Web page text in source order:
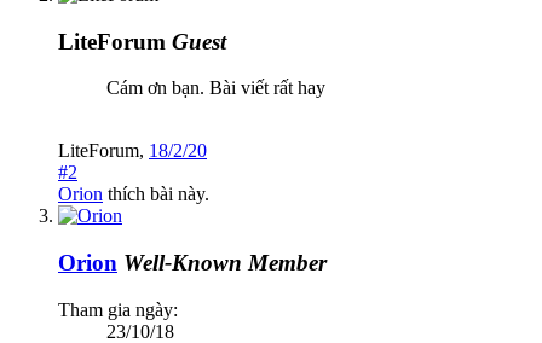
LiteForum Guest
Cám ơn bạn. Bài viết rất hay
LiteForum, 18/2/20
#2
Orion thích bài này.
Orion Well-Known Member
Tham gia ngày:
23/10/18